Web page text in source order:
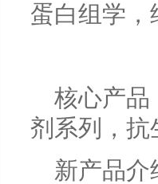
蛋白组学
核心产品
剂系列，
新产品介